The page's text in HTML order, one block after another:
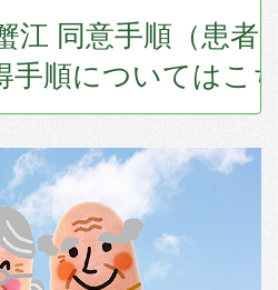
江 同意手順（患者
手順についてはこ